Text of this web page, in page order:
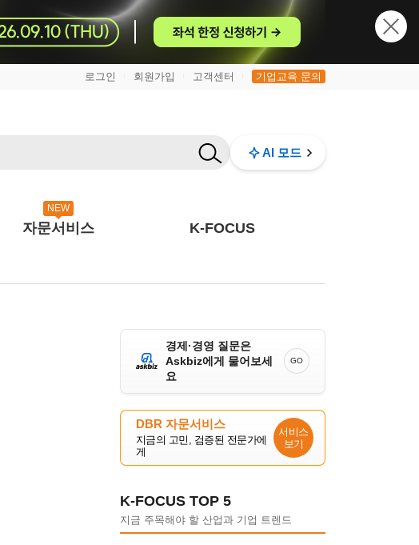
로그인 회원가입 고객센터 기업교육 문의
AI 모드
NEW
자문서비스 K-FOCUS
경제·경영 질문은
Askbiz에게 물어보세
요
GO
DBR 자문서비스
지금의 고민, 검증된 전문가에
게
서비스
보기
K-FOCUS TOP 5
지금 주목해야 할 산업과 기업 트렌드